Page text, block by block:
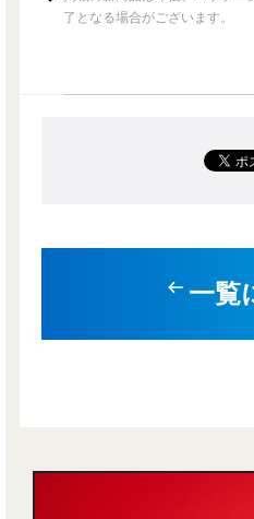
了となる場合がございます。
一覧